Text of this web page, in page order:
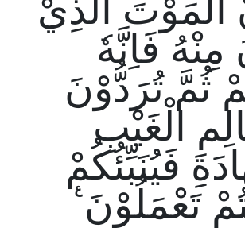
الْمَوْتَ الَّذِيْ
فَاِنَّهٗ
ثُمَّ تُرَدُّوْنَ
الْغَيْبِ
فَيُنَبِّئُكُمْ
تَعْمَلُوْنَ